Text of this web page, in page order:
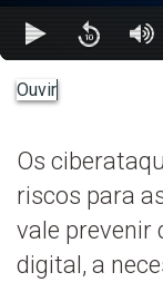
Ouvir
Os
riscos para
vale prevenir
digital, a